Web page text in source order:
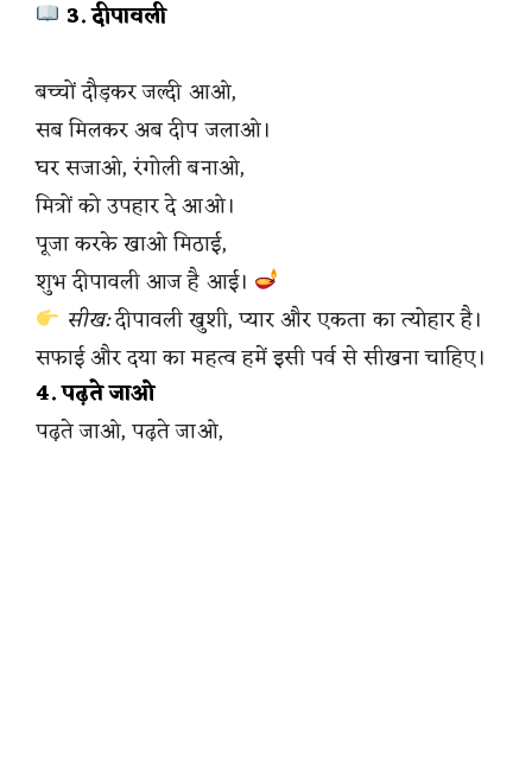
3. दीपावली
बच्चों दौड़कर जल्दी आओ,
सब मिलकर अब दीप जलाओ।
घर सजाओ, रंगोली बनाओ,
मित्रों को उपहार दे आओ।
पूजा करके खाओ मिठाई,
शुभ दीपावली आज है आई।
सीख:दीपावली खुशी, प्यार और एकता का त्योहार है।
सफाई और दया का महत्व हमें इसी पर्व से सीखना चाहिए।
4. पढ़ते जाओ
पढ़ते जाओ, पढ़ते जाओ,